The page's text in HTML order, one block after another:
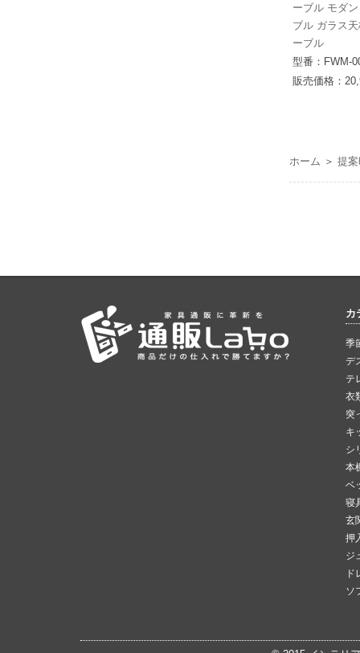
ーブル モダ
ブル ガラス
ーブル
型番：FWM-
販売価格：
ホーム ＞ 提
カ
季
デ
テ
衣
突
キ
シ
本
ベ
寝
玄
押
ジ
ド
ソ